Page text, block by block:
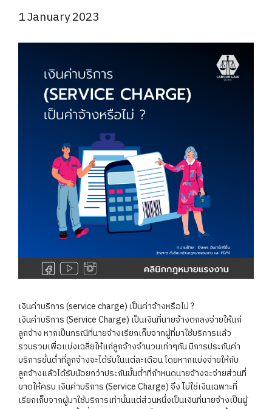
1 January 2023
เงินค่าบริการ (service charge) เป็นค่าจ้างหรือไม่ ?
เงินค่าบริการ (Service Charge) เป็นเงินที่นายจ้างตกลงจ่ายให้แก่
ลูกจ้าง หากเป็นกรณีที่นายจ้างเรียกเก็บจากผู้ที่มาใช้บริการแล้ว
รวบรวมเพื่อแบ่งเฉลี่ยให้แก่ลูกจ้างจำนวนเท่าๆกัน มีการประกันค่า
บริการขั้นต่ำที่ลูกจ้างจะได้รับในแต่ละเดือน โดยหากแบ่งจ่ายให้กับ
ลูกจ้างแล้วได้รับน้อยกว่าประกันขั้นต่ำที่กำหนดนายจ้างจะจ่ายส่วนที่
ขาดให้ครบ เงินค่าบริการ (Service Charge) จึง ไม่ใช่เงินเฉพาะที่
เรียกเก็บจากผู้มาใช้บริการเท่านั้นแต่ส่วนหนึ่งเป็นเงินที่นายจ้างเป็นผู้